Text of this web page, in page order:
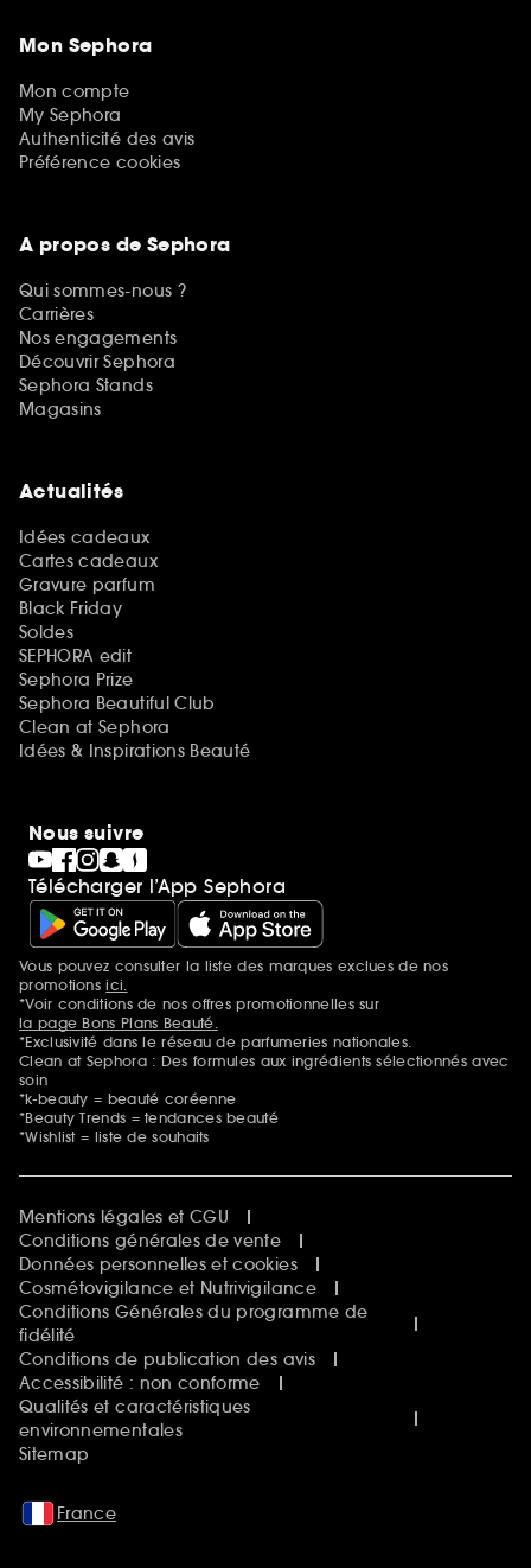
Mon Sephora
Mon compte
My Sephora
Authenticité des avis
Préférence cookies
A propos de Sephora
Qui sommes-nous ?
Carrières
Nos engagements
Découvrir Sephora
Sephora Stands
Magasins
Actualités
Idées cadeaux
Cartes cadeaux
Gravure parfum
Black Friday
Soldes
SEPHORA edit
Sephora Prize
Sephora Beautiful Club
Clean at Sephora
Idées & Inspirations Beauté
Nous suivre
Télécharger l’App Sephora
Mentions additionnelles
Vous pouvez consulter la liste des marques exclues de nos
promotionsici.
*Voir conditions de nos offres promotionnelles sur
la page Bons Plans Beauté.
*Exclusivité dans le réseau de parfumeries nationales.
Clean at Sephora : Des formules aux ingrédients sélectionnés avec
soin
*k-beauty = beauté coréenne
*Beauty Trends = tendances beauté
*Wishlist = liste de souhaits
Mentions légales et CGU
Conditions générales de vente
Données personnelles et cookies
Cosmétovigilance et Nutrivigilance
Conditions Générales du programme de
fidélité
Conditions de publication des avis
Accessibilité : non conforme
Qualités et caractéristiques
environnementales
Sitemap
France